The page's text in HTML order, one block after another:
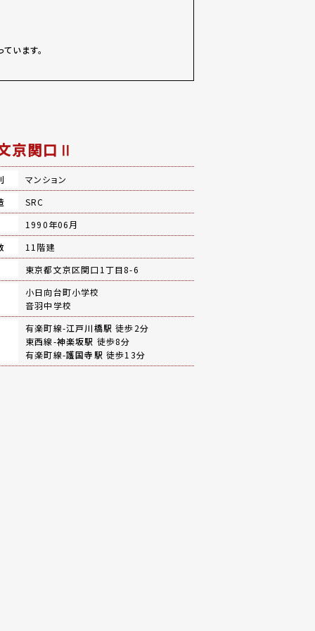
います。
京関口Ⅱ
マンション
SRC
1990年06月
11階建
東京都文京区関口1丁目8-6
小日向台町小学校
音羽中学校
有楽町線-江戸川橋駅 徒歩2分
東西線-神楽坂駅 徒歩8分
有楽町線-護国寺駅 徒歩13分